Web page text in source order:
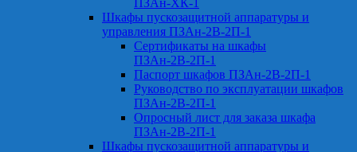
ПЗАн-ХК-1
Шкафы пускозащитной аппаратуры и
управления ПЗАн-2В-2П-1
Сертификаты на шкафы
ПЗАн-2В-2П-1
Паспорт шкафов ПЗАн-2В-2П-1
Руководство по эксплуатации шкафов
ПЗАн-2В-2П-1
Опросный лист для заказа шкафа
ПЗАн-2В-2П-1
Шкафы пускозащитной аппаратуры и